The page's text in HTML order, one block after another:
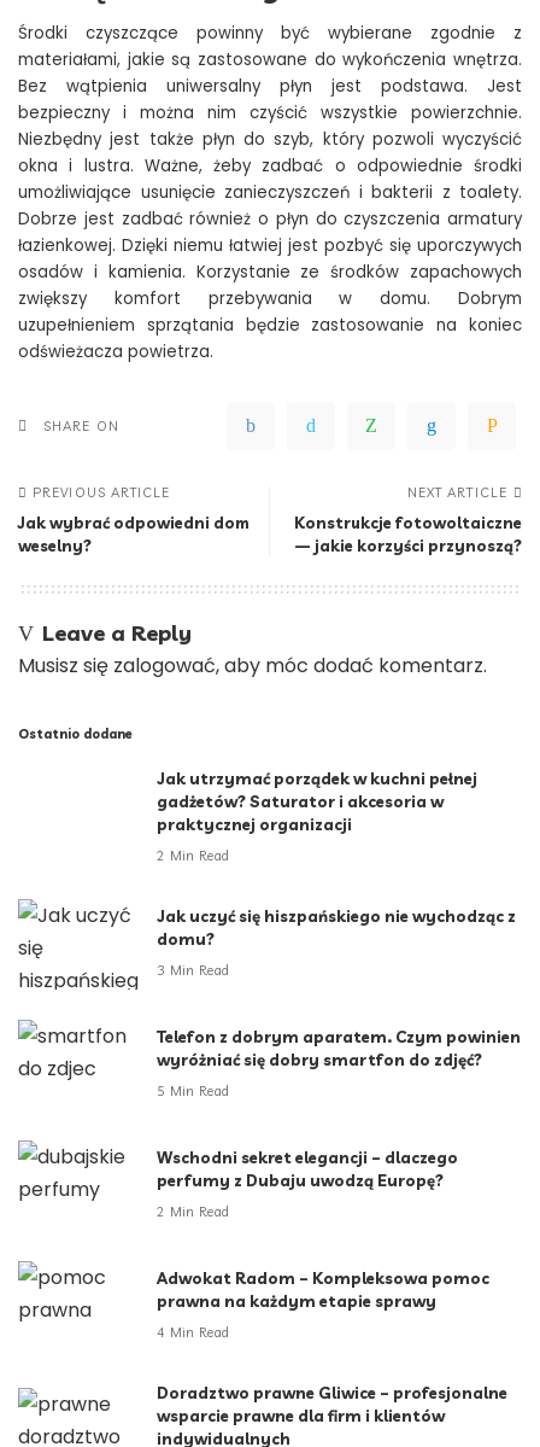
Środki czyszczące powinny być wybierane zgodnie z
materiałami, jakie są zastosowane do wykończenia wnętrza.
Bez wątpienia uniwersalny płyn jest podstawa. Jest
bezpieczny i można nim czyścić wszystkie powierzchnie.
Niezbędny jest także płyn do szyb, który pozwoli wyczyścić
okna i lustra. Ważne, żeby zadbać o odpowiednie środki
umożliwiające usunięcie zanieczyszczeń i bakterii z toalety.
Dobrze jest zadbać również o płyn do czyszczenia armatury
łazienkowej. Dzięki niemu łatwiej jest pozbyć się uporczywych
osadów i kamienia. Korzystanie ze środków zapachowych
zwiększy komfort przebywania w domu. Dobrym
uzupełnieniem sprzątania będzie zastosowanie na koniec
odświeżacza powietrza.
SHARE ON
PREVIOUS ARTICLE
Jak wybrać odpowiedni dom
weselny?
NEXT ARTICLE
Konstrukcje fotowoltaiczne
— jakie korzyści przynoszą?
Leave a Reply
Musisz się zalogować, aby móc dodać komentarz.
Ostatnio dodane
Jak utrzymać porządek w kuchni pełnej
gadżetów? Saturator i akcesoria w
praktycznej organizacji
2 Min Read
Jak uczyć się hiszpańskiego nie wychodząc z
domu?
3 Min Read
Telefon z dobrym aparatem. Czym powinien
wyróżniać się dobry smartfon do zdjęć?
5 Min Read
Wschodni sekret elegancji – dlaczego
perfumy z Dubaju uwodzą Europę?
2 Min Read
Adwokat Radom – Kompleksowa pomoc
prawna na każdym etapie sprawy
4 Min Read
Doradztwo prawne Gliwice – profesjonalne
wsparcie prawne dla firm i klientów
indywidualnych